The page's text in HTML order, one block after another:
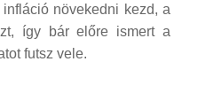
növekedni kezd, a
így bár előre ismert a
futsz vele.